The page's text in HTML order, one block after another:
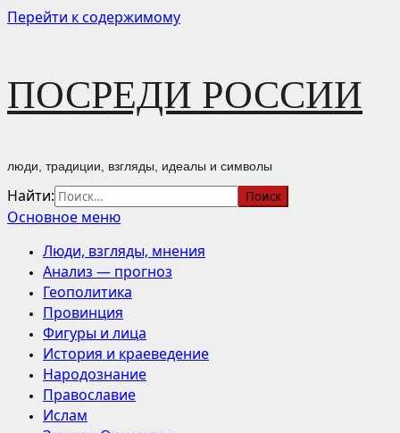
Перейти к содержимому
ПОСРЕДИ РОССИИ
люди, традиции, взгляды, идеалы и символы
Найти:
Основное меню
Люди, взгляды, мнения
Анализ — прогноз
Геополитика
Провинция
Фигуры и лица
История и краеведение
Народознание
Православие
Ислам